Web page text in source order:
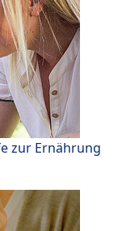
zur Ernährung